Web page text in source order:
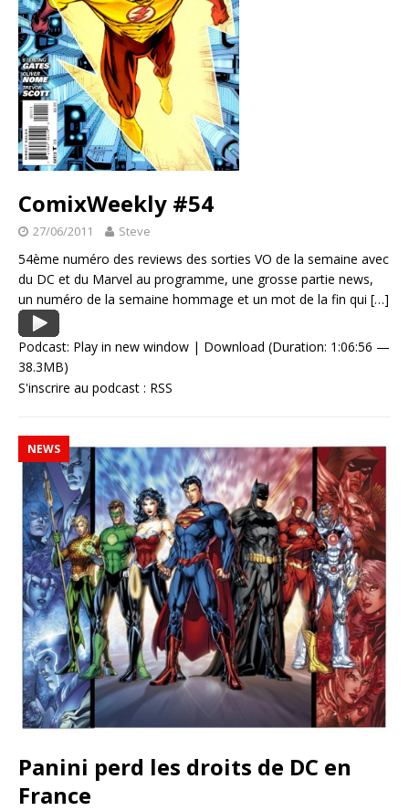
ComixWeekly #54
27/06/2011 Steve
54ème numéro des reviews des sorties VO de la semaine avec
du DC et du Marvel au programme, une grosse partie news,
un numéro de la semaine hommage et un mot de la fin qui […]
Podcast: Play in new window | Download (Duration: 1:06:56 —
38.3MB)
S'inscrire au podcast : RSS
NEWS
Panini perd les droits de DC en
France